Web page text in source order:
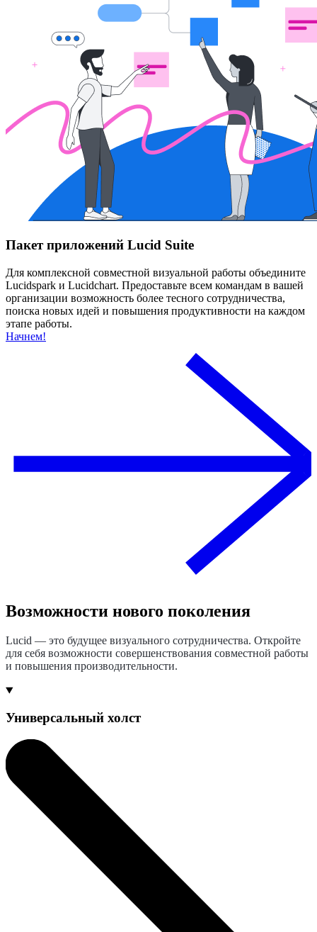
Пакет приложений Lucid Suite
Для комплексной совместной визуальной работы объедините
Lucidspark и Lucidchart. Предоставьте всем командам в вашей
организации возможность более тесного сотрудничества,
поиска новых идей и повышения продуктивности на каждом
этапе работы.
Начнем!
Возможности нового поколения
Lucid — это будущее визуального сотрудничества. Откройте
для себя возможности совершенствования совместной работы
и повышения производительности.
Универсальный холст